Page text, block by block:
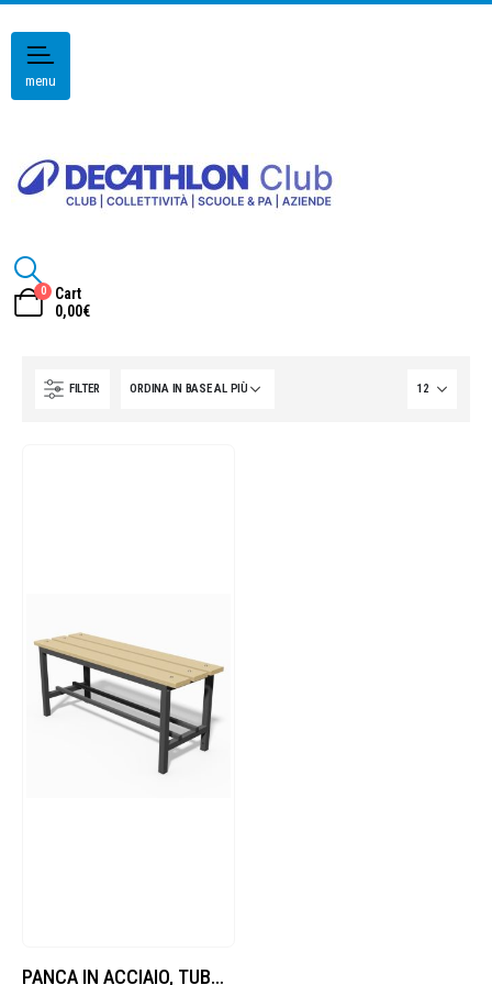
menu
0
Cart
0,00€
FILTER
PANCA IN ACCIAIO, TUBO QUADRO SEZ.